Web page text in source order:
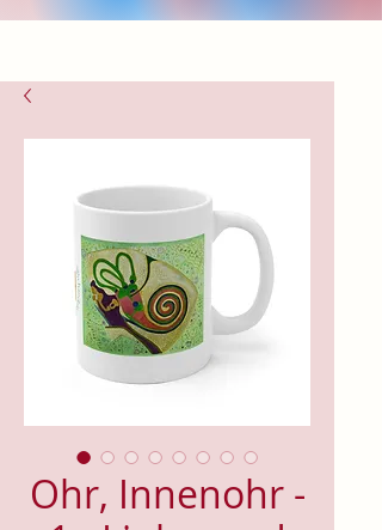
Ohr, Innenohr -